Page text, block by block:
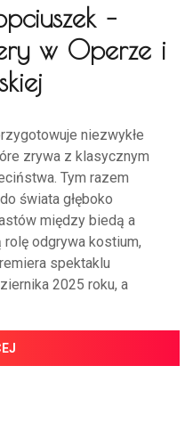
–
w Operze i
niezwykłe
zrywa z klasycznym
Tym razem
świata głęboko
między biedą a
odgrywa kostium,
spektaklu
2025 roku, a